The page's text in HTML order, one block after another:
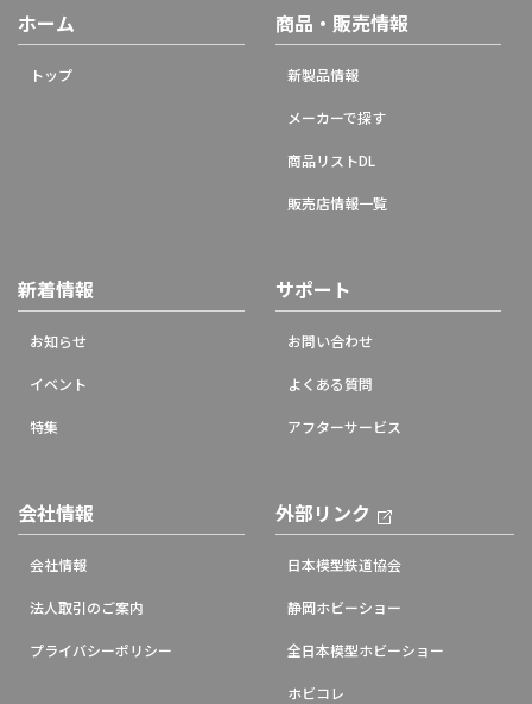
ホーム
トップ
商品・販売情報
新製品情報
メーカーで探す
商品リストDL
販売店情報一覧
新着情報
お知らせ
イベント
特集
サポート
お問い合わせ
よくある質問
アフターサービス
会社情報
会社情報
法人取引のご案内
プライバシーポリシー
外部リンク
日本模型鉄道協会
静岡ホビーショー
全日本模型ホビーショー
ホビコレ